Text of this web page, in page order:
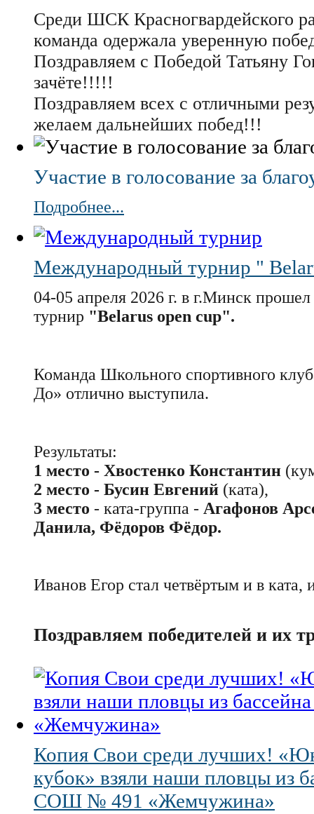
Среди ШСК Красногвардейского
команда одержала уверенную
Поздравляем с Победой Татьяну
зачёте!!!!!
Поздравляем всех с отличными
желаем дальнейших побед!!!
Участие в голосование за
Подробнее...
Международный турнир "
04-05 апреля 2026 г. в г.Минск
турнир "Belarus open cup".
Команда Школьного спортивного
До» отлично выступила.
Результаты:
1 место - Хвостенко Константин
2 место - Бусин Евгений (ката),
3 место - ката-группа - Агафонов
Данила, Фёдоров Фёдор.
Иванов Егор стал четвёртым и в ката,
Поздравляем победителей и их
Копия Свои среди лучших!
кубок» взяли наши пловцы из
СОШ № 491 «Жемчужина»